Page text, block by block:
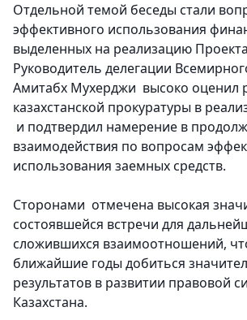
Отдельной темой беседы стали
эффективного использования
выделенных на реализацию
Руководитель делегации
Амитабх Мухерджи высоко оценил
казахстанской прокуратуры в
и подтвердил намерение в
взаимодействия по вопросам
использования заемных средств.
Сторонами отмечена высокая
состоявшейся встречи для
сложившихся взаимоотношений,
ближайшие годы добиться
результатов в развитии правовой
Казахстана.